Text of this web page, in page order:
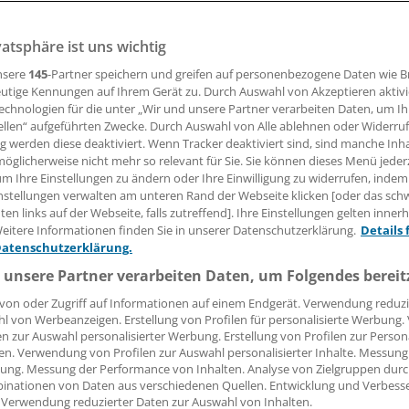
12:56 Uhr
Bürgerinitiative will eine Million Stimmen
Glyphosat sammeln und ein EU-weites Verbot
aus 13 Ländern machen mit. Die Unterschriften
weil die EU-Staaten danach über die
und bei Privatleuten verbreiteten Mittels entscheiden
im Verdacht, Krebs zu erregen. Die Risiken sind aber
ist uns wichtig
145-Partner speichern und greifen auf personenbezogene Daten wie
Kennungen auf Ihrem Gerät zu. Durch Auswahl von Akzeptieren
für die unter „Wir und unsere Partner verarbeiten Daten, um
aufgeführten Zwecke. Durch Auswahl von Alle ablehnen oder
werden diese deaktiviert. Wenn Tracker deaktiviert sind, sind manche
nicht mehr so relevant für Sie. Sie können dieses Menü
Ihre Einstellungen zu ändern oder Ihre Einwilligung zu widerrufen, indem
verwalten am unteren Rand der Webseite klicken [oder das
links auf der Webseite, falls zutreffend]. Ihre Einstellungen gelten
Informationen finden Sie in unserer Datenschutzerklärung. Details
Partner verarbeiten Daten, um Folgendes
oder Zugriff auf Informationen auf einem Endgerät. Verwendung
von Werbeanzeigen. Erstellung von Profilen für personalisierte
zur Auswahl personalisierter Werbung. Erstellung von Profilen zur
Verwendung von Profilen zur Auswahl personalisierter Inhalte.
Messung der Performance von Inhalten. Analyse von Zielgruppen
von Daten aus verschiedenen Quellen. Entwicklung und
reduzierter Daten zur Auswahl von Inhalten.